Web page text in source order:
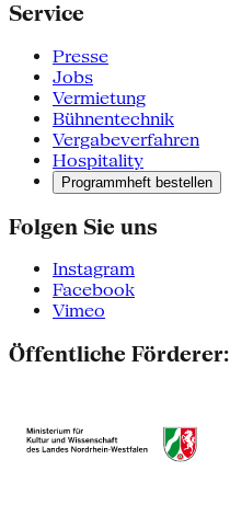
Service
Presse
Jobs
Vermietung
Bühnentechnik
Vergabeverfahren
Hospitality
Programmheft bestellen
Folgen Sie uns
Instagram
Facebook
Vimeo
Öffentliche Förderer: